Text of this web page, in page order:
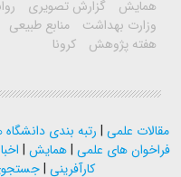
همایش گزارش تصویری
وزارت بهداشت
منابع طبیعی
هفته پژوهش
کرونا
مقالات علمی | رتبه بندی دانشگاه
فراخوان های علمی |همایش |
کارآفرینی |